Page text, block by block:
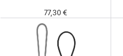
77,30 €